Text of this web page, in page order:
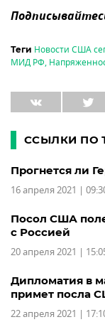
Теги Новости США
МИД РФ,
ССЫЛКИ ПО
Прогнется ли
16 апреля 2021 |
Посол США
с Россией
20 апреля 2021 |
Дипломатия в
примет посла
22 апреля 2021 |